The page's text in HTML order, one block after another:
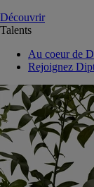
Découvrir
Talents
Au coeur de
Rejoignez